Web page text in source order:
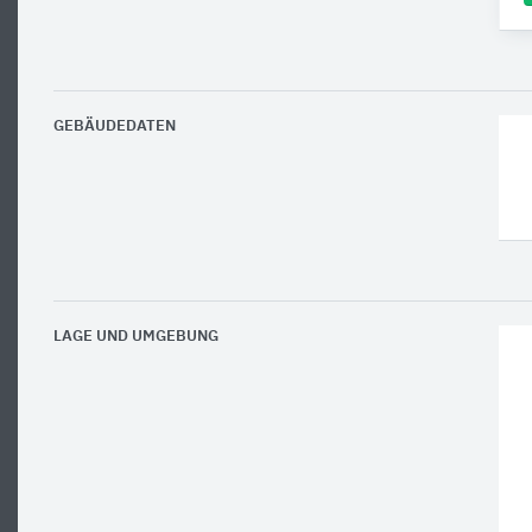
GEBÄUDEDATEN
LAGE UND UMGEBUNG